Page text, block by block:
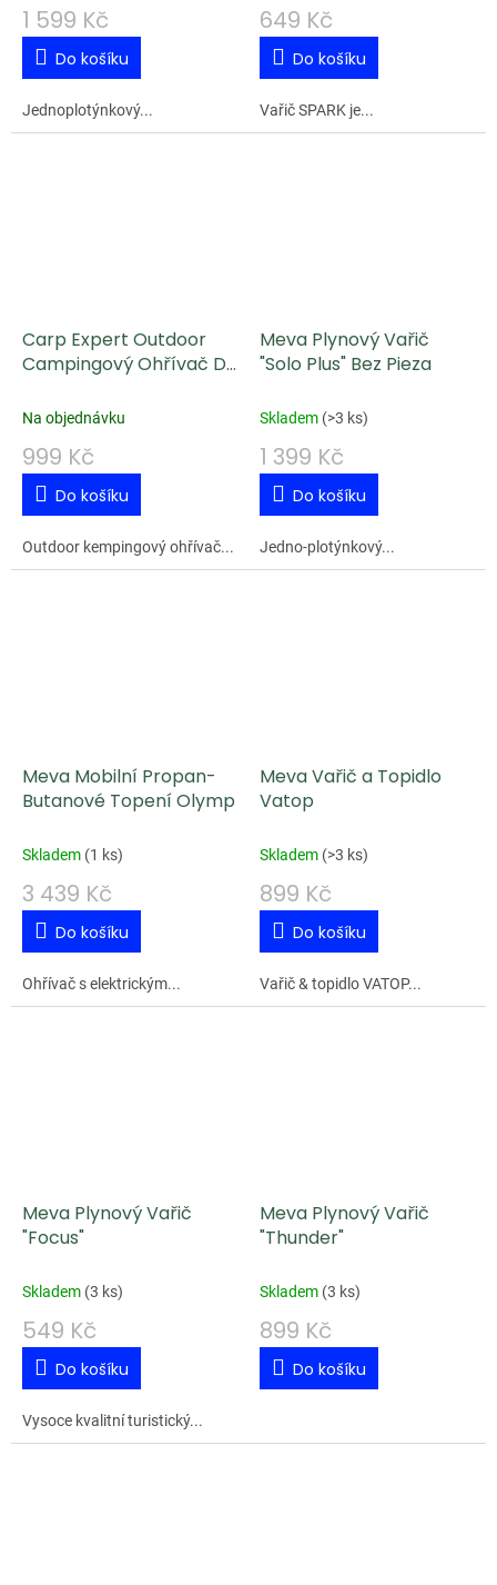
1 599 Kč
Do košíku
Jednoplotýnkový...
649 Kč
Do košíku
Vařič SPARK je...
Carp Expert Outdoor
Campingový Ohřívač Do
Na objednávku
999 Kč
Do košíku
Outdoor kempingový ohřívač...
Meva Plynový Vařič
"Solo Plus" Bez Pieza
Skladem (>3 ks)
1 399 Kč
Do košíku
Jedno-plotýnkový...
Meva Mobilní Propan-
Butanové Topení Olymp
Skladem (1 ks)
3 439 Kč
Do košíku
Ohřívač s elektrickým...
Meva Vařič a Topidlo
Vatop
Skladem (>3 ks)
899 Kč
Do košíku
Vařič & topidlo VATOP...
Meva Plynový Vařič
"Focus"
Skladem (3 ks)
549 Kč
Do košíku
Vysoce kvalitní turistický...
Meva Plynový Vařič
"Thunder"
Skladem (3 ks)
899 Kč
Do košíku